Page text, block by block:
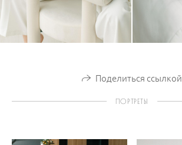
Поделиться ссылкой
ПОРТРЕТЫ